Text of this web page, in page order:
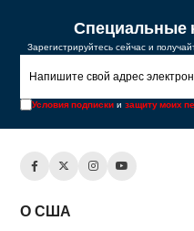
Специальные
Зарегистрируйтесь сейчас и
Условия подписки изащиту моих
О США